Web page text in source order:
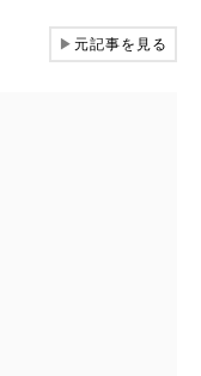
▶元記事を見る